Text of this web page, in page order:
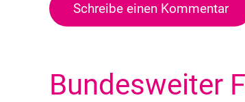
Schreibe einen Kommentar
Bundesweiter